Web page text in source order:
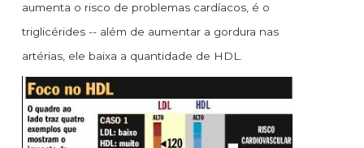
aumenta o risco de problemas cardíacos, é o
triglicérides -- além de aumentar a gordura nas
artérias, ele baixa a quantidade de HDL.